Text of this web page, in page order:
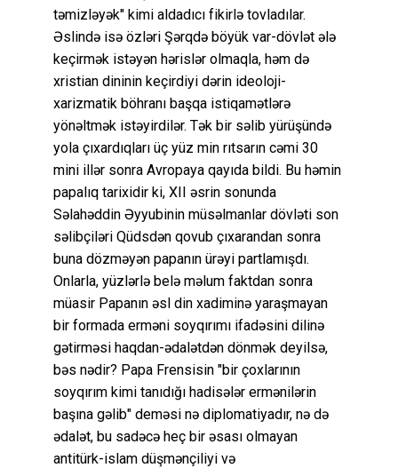
təmizləyək" kimi aldadıcı fikirlə tovladılar.
Əslində isə özləri Şərqdə böyük var-dövlət ələ
keçirmək istəyən hərislər olmaqla, həm də
xristian dininin keçirdiyi dərin ideoloji-
xarizmatik böhranı başqa istiqamətlərə
yönəltmək istəyirdilər. Tək bir səlib yürüşündə
yola çıxardıqları üç yüz min rıtsarın cəmi 30
mini illər sonra Avropaya qayıda bildi. Bu həmin
papalıq tarixidir ki, XII əsrin sonunda
Səlahəddin Əyyubinin müsəlmanlar dövləti son
səlibçiləri Qüdsdən qovub çıxarandan sonra
buna dözməyən papanın ürəyi partlamışdı.
Onlarla, yüzlərlə belə məlum faktdan sonra
müasir Papanın əsl din xadiminə yaraşmayan
bir formada erməni soyqırımı ifadəsini dilinə
gətirməsi haqdan-ədalətdən dönmək deyilsə,
bəs nədir? Papa Frensisin "bir çoxlarının
soyqırım kimi tanıdığı hadisələr ermənilərin
başına gəlib" deməsi nə diplomatiyadır, nə də
ədalət, bu sadəcə heç bir əsası olmayan
antitürk-islam düşmənçiliyi və